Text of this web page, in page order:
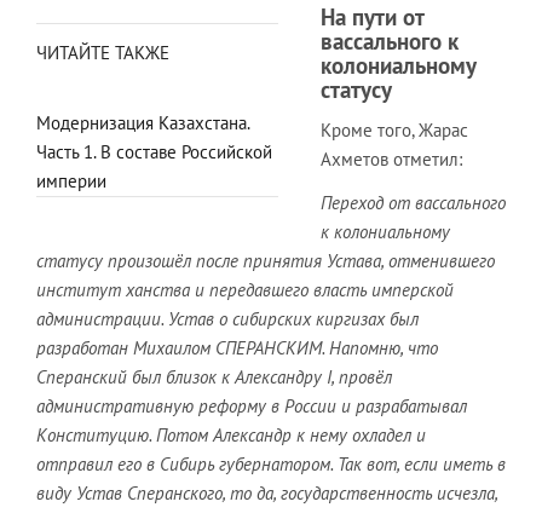
ЧИТАЙТЕ ТАКЖЕ
Модернизация Казахстана.
Часть 1. В составе Российской
империи
На пути от
вассального к
колониальному
статусу
Кроме того, Жарас
Ахметов отметил:
Переход от вассального
к колониальному
статусу произошёл после принятия Устава, отменившего
институт ханства и передавшего власть имперской
администрации. Устав о сибирских киргизах был
разработан Михаилом СПЕРАНСКИМ. Напомню, что
Сперанский был близок к Александру I, провёл
административную реформу в России и разрабатывал
Конституцию. Потом Александр к нему охладел и
отправил его в Сибирь губернатором. Так вот, если иметь в
виду Устав Сперанского, то да, государственность исчезла,